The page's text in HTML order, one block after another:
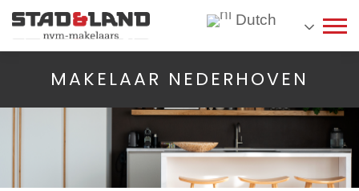
Dutch
MAKELAAR NEDERHOVEN